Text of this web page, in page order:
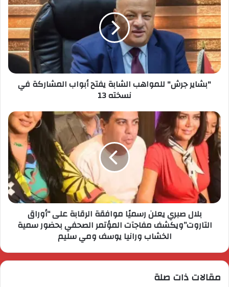
القرش يحتفل بزفافه على البلوجر جيجي جمال
"بشاير جرش" للمواهب الشابة يفتح أبواب المشاركة في
نسخته 13
بلال صبري يعلن رسميًا موافقة الرقابة على “أوراق
التاروت”ويكشف مفاجآت المؤتمر الصحفي بحضور سمية
الخشاب ورانيا يوسف ومي سليم
مقالات ذات صلة